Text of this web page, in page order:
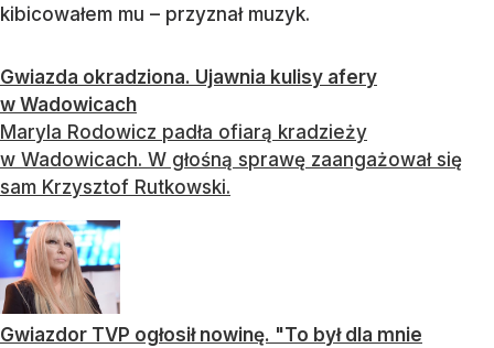
kibicowałem mu – przyznał muzyk.
Gwiazda okradziona. Ujawnia kulisy afery
w Wadowicach
Maryla Rodowicz padła ofiarą kradzieży
w Wadowicach. W głośną sprawę zaangażował się
sam Krzysztof Rutkowski.
Gwiazdor TVP ogłosił nowinę. "To był dla mnie